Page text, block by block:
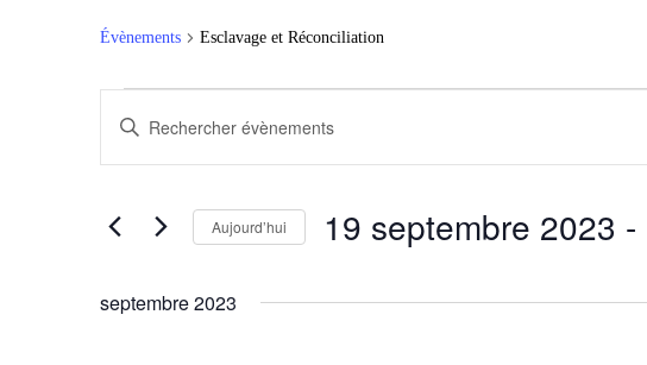
Évènements Esclavage et Réconciliation
et
navigation
vues
Saisir
mot-
par
mot-
Aujourd’hui 19 septembre 2023 -
date.
septembre 2023